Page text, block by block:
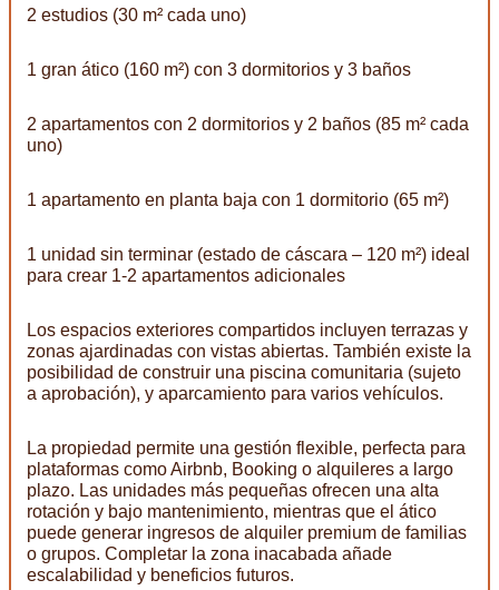
2 estudios (30 m² cada uno)
1 gran ático (160 m²) con 3 dormitorios y 3 baños
2 apartamentos con 2 dormitorios y 2 baños (85 m² cada
uno)
1 apartamento en planta baja con 1 dormitorio (65 m²)
1 unidad sin terminar (estado de cáscara – 120 m²) ideal
para crear 1-2 apartamentos adicionales
Los espacios exteriores compartidos incluyen terrazas y
zonas ajardinadas con vistas abiertas. También existe la
posibilidad de construir una piscina comunitaria (sujeto
a aprobación), y aparcamiento para varios vehículos.
La propiedad permite una gestión flexible, perfecta para
plataformas como Airbnb, Booking o alquileres a largo
plazo. Las unidades más pequeñas ofrecen una alta
rotación y bajo mantenimiento, mientras que el ático
puede generar ingresos de alquiler premium de familias
o grupos. Completar la zona inacabada añade
escalabilidad y beneficios futuros.